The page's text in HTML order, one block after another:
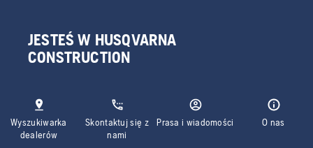
JESTEŚ W HUSQVARNA
CONSTRUCTION
Wyszukiwarka
dealerów
Skontaktuj się z
nami
Prasa i wiadomości O nas